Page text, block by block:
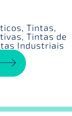
, Tintas,
, Tintas de
Industriais